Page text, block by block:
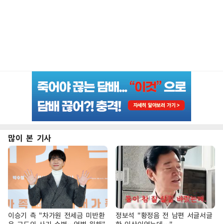
많이 본 기사
이승기 측 "차가원 전세금 미반환
정보석 "황정음 전 남편 서글서글